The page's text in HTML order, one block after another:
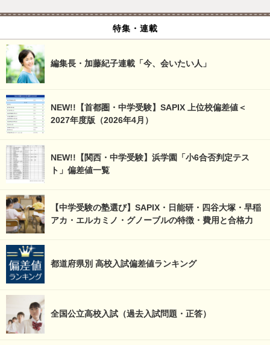
特集・連載
編集長・加藤紀子連載「今、会いたい人」
NEW!!【首都圏・中学受験】SAPIX 上位校偏差値＜
2027年度版（2026年4月）
NEW!!【関西・中学受験】浜学園「小6合否判定テス
ト」偏差値一覧
【中学受験の塾選び】SAPIX・日能研・四谷大塚・早稲
アカ・エルカミノ・グノーブルの特徴・費用と合格力
都道府県別 高校入試偏差値ランキング
全国公立高校入試（過去入試問題・正答）